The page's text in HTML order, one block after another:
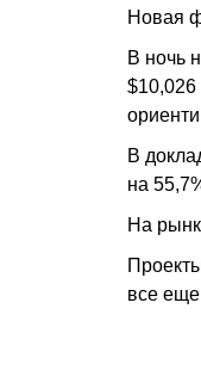
Новая
В ночь
$10,026
В
на
На
все еще